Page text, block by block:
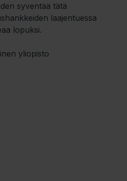
syventää tätä
laajentuessa
lopuksi.
yliopisto